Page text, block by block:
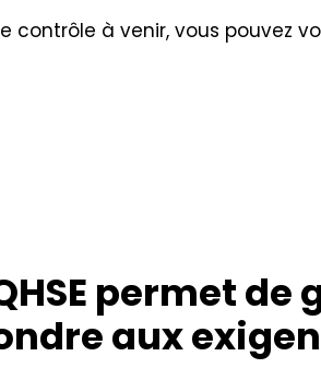
à venir, vous pouvez
permet de
aux